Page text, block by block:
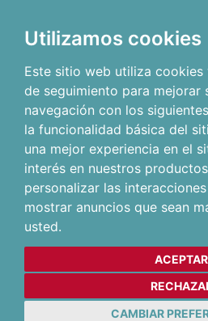
Utilizamos cookies
Este sitio web utiliza
de seguimiento para mejorar
navegación con los
la funcionalidad básica del
una mejor experiencia en el
interés en nuestros
personalizar las
mostrar anuncios que sean
usted.
ACEPTAR
CAMBIAR